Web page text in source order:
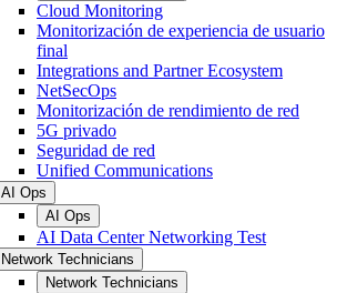
Cloud Monitoring
Monitorización de experiencia de usuario
final
Integrations and Partner Ecosystem
NetSecOps
Monitorización de rendimiento de red
5G privado
Seguridad de red
Unified Communications
AI Ops
AI Ops
AI Data Center Networking Test
Network Technicians
Network Technicians